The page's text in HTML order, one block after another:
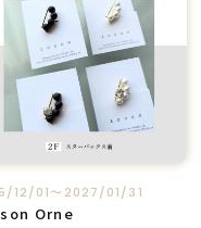
12/01〜2027/01/31
Orne